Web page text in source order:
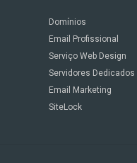
Domínios
Email Profissional
Serviço Web Design
Servidores Dedicados
Email Marketing
SiteLock